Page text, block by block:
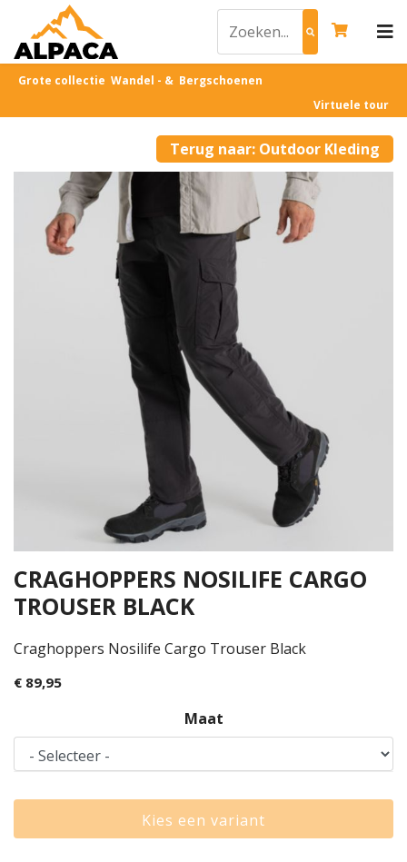
Grote collectie Wandel - & Bergschoenen
Virtuele tour
Terug naar: Outdoor Kleding
CRAGHOPPERS NOSILIFE CARGO
TROUSER BLACK
Craghoppers Nosilife Cargo Trouser Black
€ 89,95
Maat
Kies een variant